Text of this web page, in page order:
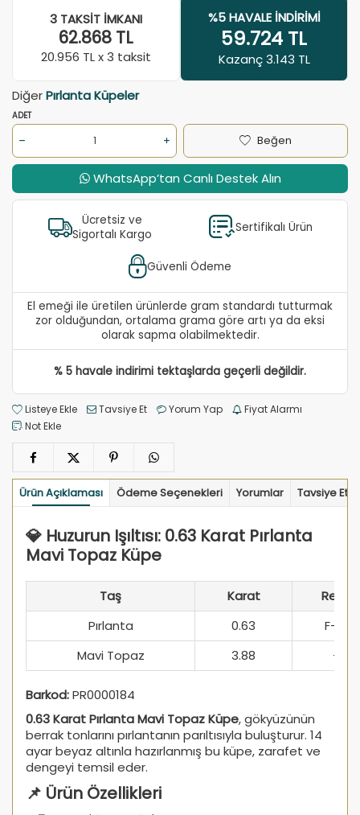
3 TAKSIT İMKANI
62.868 TL
20.956 TL x 3 taksit
%5 HAVALE İNDIRIMI
59.724 TL
Kazanç 3.143 TL
DiğerPırlanta Küpeler
ADET
Beğen
WhatsApp’tan Canlı Destek Alın
Ücretsiz ve
Sigortalı Kargo
Sertifikalı Ürün
Güvenli Ödeme
El emeği ile üretilen ürünlerde gram standardı tutturmak
zor olduğundan, ortalama grama göre artı ya da eksi
olarak sapma olabilmektedir.
% 5 havale indirimi tektaşlarda geçerli değildir.
Listeye Ekle Tavsiye Et Yorum Yap
Fiyat Alarmı
Not Ekle
Ürün Açıklaması Ödeme Seçenekleri Yorumlar Tavsiye Et
💎 Huzurun Işıltısı: 0.63 Karat Pırlanta
Mavi Topaz Küpe
Taş Karat
Renk
Pırlanta
0.63
F-G
Mavi Topaz
3.88 -
Barkod:PR0000184
0.63 Karat Pırlanta Mavi Topaz Küpe, gökyüzünün
berrak tonlarını pırlantanın parıltısıyla buluşturur. 14
ayar beyaz altınla hazırlanmış bu küpe, zarafet ve
dengeyi temsil eder.
📌 Ürün Özellikleri